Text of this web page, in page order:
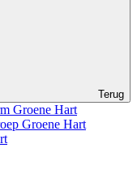
Terug
Groene Hart
Groene Hart